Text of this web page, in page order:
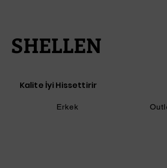
SHELLEN
Kalite İyi Hissettirir
Erkek